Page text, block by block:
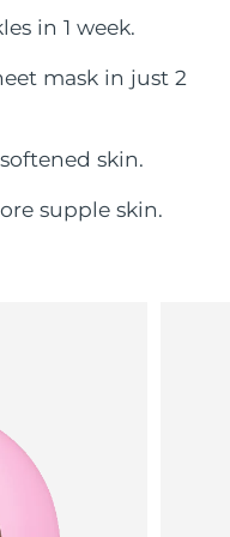
in 1 week.
mask in just 2
skin.
supple skin.
leverans
leverans8/13/26
leverans
leverans
leverans